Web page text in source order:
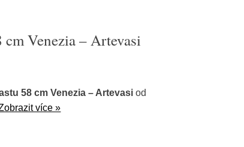
Venezia – Artevasi
58 cm Venezia – Artevasi od
více »